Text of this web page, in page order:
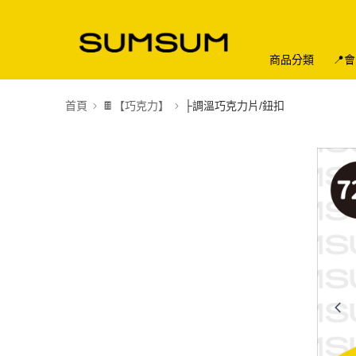
商品分類 📍
首頁 🍫【巧克力】 ├調溫巧克力片/鈕扣